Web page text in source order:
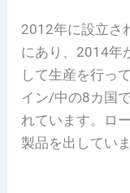
2012年に設立さ
にあり、2014年
して生産を行っ
イン/中の8カ国
れています。ロ
製品を出していま